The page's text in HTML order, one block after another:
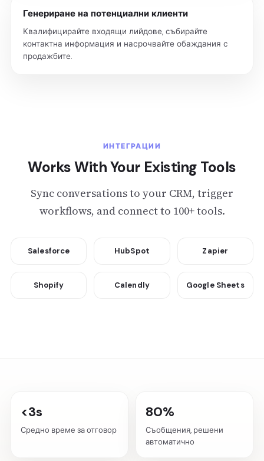
Генериране на потенциални клиенти
Квалифицирайте входящи лийдове, събирайте
контактна информация и насрочвайте обаждания с
продажбите.
ИНТЕГРАЦИИ
Works With Your Existing Tools
Sync conversations to your CRM, trigger
workflows, and connect to 100+ tools.
Salesforce HubSpot Zapier
Shopify Calendly Google Sheets
<3s
Средно време за отговор
80%
Съобщения, решени
автоматично